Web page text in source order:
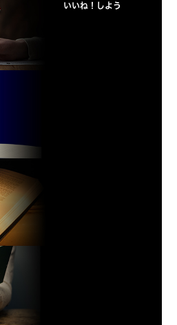
いいね！しよう